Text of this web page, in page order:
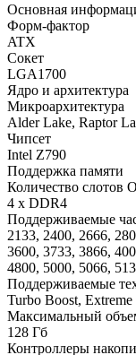
Основная
Форм-фактор
ATX
Сокет
LGA1700
Ядро и архитектура
Микроархитектура
Alder Lake, Raptor
Чипсет
Intel Z790
Поддержка памяти
Количество слотов
4 x DDR4
Поддерживаемые
2133, 2400, 2666,
3600, 3733, 3866,
4800, 5000, 5066,
Поддерживаемые
Turbo Boost,
Maксимальный
128 Гб
Контроллеры